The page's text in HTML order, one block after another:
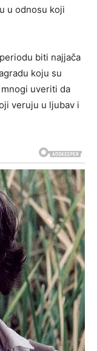
u odnosu koji
biti najjača
koju su
uveriti da
veruju u ljubav i